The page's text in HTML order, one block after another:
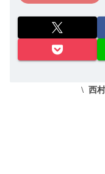
西